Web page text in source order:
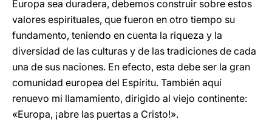
Europa sea duradera, debemos construir sobre estos
valores espirituales, que fueron en otro tiempo su
fundamento, teniendo en cuenta la riqueza y la
diversidad de las culturas y de las tradiciones de cada
una de sus naciones. En efecto, esta debe ser la gran
comunidad europea del Espíritu. También aquí
renuevo mi llamamiento, dirigido al viejo continente:
«Europa, ¡abre las puertas a Cristo!».